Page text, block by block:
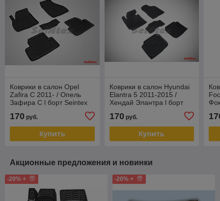
Коврики в салон Opel
Zafira C 2011- / Опель
Зафира С l борт Seintex
170 руб.
Купить
Коврики в салон Hyundai
Elantra 5 2011-2015 /
Хендай Элантра l борт
170руб.
Купить
Акционные предложения и новинки
-20% + -20% +